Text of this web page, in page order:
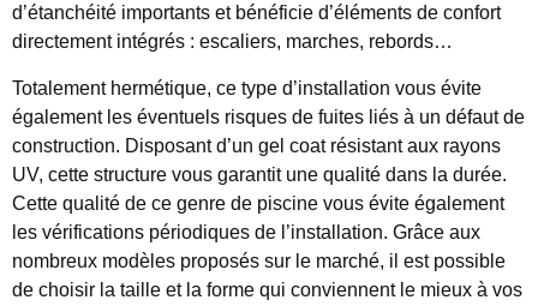
d’étanchéité importants et bénéficie d’éléments de confort
directement intégrés : escaliers, marches, rebords…
Totalement hermétique, ce type d’installation vous évite
également les éventuels risques de fuites liés à un défaut de
construction. Disposant d’un gel coat résistant aux rayons
UV, cette structure vous garantit une qualité dans la durée.
Cette qualité de ce genre de piscine vous évite également
les vérifications périodiques de l’installation. Grâce aux
nombreux modèles proposés sur le marché, il est possible
de choisir la taille et la forme qui conviennent le mieux à vos